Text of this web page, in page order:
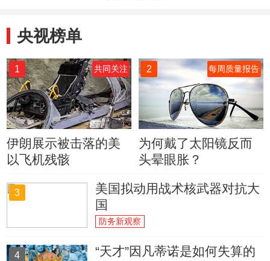
央视榜单
1 共同关注
伊朗展示被击落的美
以飞机残骸
2 每周质量报告
为何戴了太阳镜反而
头晕眼胀？
3
美国拟动用战术核武器对抗大
国
防务新观察
4 “天才”因凡蒂诺是如何失算的